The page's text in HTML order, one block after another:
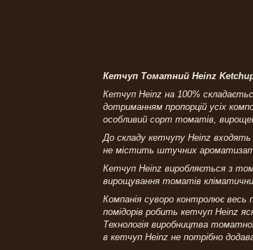
Кетчуп Томатний Heinz
Кетчуп Heinz на 100%
дотриманням пропорцій усіх
особливий сорт томатів,
До складу кетчупу Heinz входять
не містить штучних
Кетчуп Heinz виробляється з
вирощування томатів
Компанія суворо контролює весь
помідорів робить кетчуп Heinz
Технологія виробництва
в кетчуп Heinz не потрібно